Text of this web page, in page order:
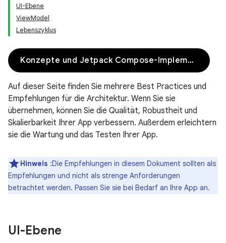
UI-Ebene
ViewModel
Lebenszyklus
Konzepte und Jetpack Compose-Implementierung
Auf dieser Seite finden Sie mehrere Best Practices und
Empfehlungen für die Architektur. Wenn Sie sie
übernehmen, können Sie die Qualität, Robustheit und
Skalierbarkeit Ihrer App verbessern. Außerdem erleichtern
sie die Wartung und das Testen Ihrer App.
Hinweis :Die Empfehlungen in diesem Dokument sollten als
Empfehlungen und nicht als strenge Anforderungen
betrachtet werden. Passen Sie sie bei Bedarf an Ihre App an.
UI-Ebene